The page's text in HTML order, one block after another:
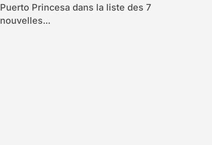
Puerto Princesa dans la liste des 7
nouvelles...